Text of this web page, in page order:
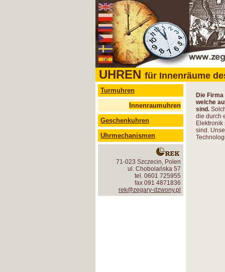
UHREN für Innenräume
Turmuhren
Innenraumuhren
Geschenkuhren
Uhrmechanismen
71-023 Szczecin, Polen
ul. Chobolańska 57
tel. 0601 725955
fax 091 4871836
rek@zegary-dzwony.pl
Die
welche
sind.
die durch
sind.